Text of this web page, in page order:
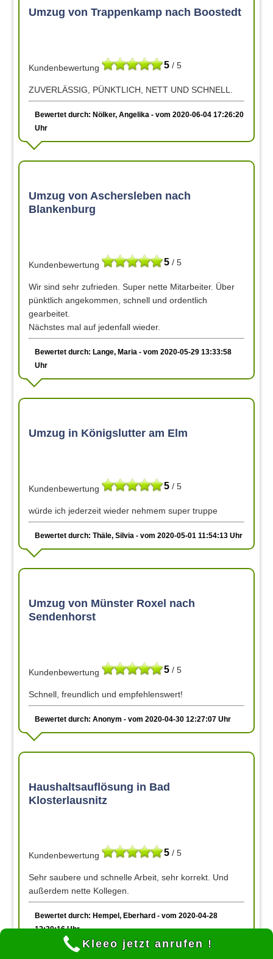
Umzug von Trappenkamp nach Boostedt
5 / 5
Kundenbewertung
ZUVERLÄSSIG, PÜNKTLICH, NETT UND SCHNELL.
Bewertet durch: Nölker, Angelika - vom 2020-06-04 17:26:20
Uhr
Umzug von Aschersleben nach
Blankenburg
5 / 5
Kundenbewertung
Wir sind sehr zufrieden. Super nette Mitarbeiter. Über
pünktlich angekommen, schnell und ordentlich
gearbeitet.
Nächstes mal auf jedenfall wieder.
Bewertet durch: Lange, Maria - vom 2020-05-29 13:33:58
Uhr
Umzug in Königslutter am Elm
5 / 5
Kundenbewertung
würde ich jederzeit wieder nehmem super truppe
Bewertet durch: Thäle, Silvia - vom 2020-05-01 11:54:13 Uhr
Umzug von Münster Roxel nach
Sendenhorst
5 / 5
Kundenbewertung
Schnell, freundlich und empfehlenswert!
Bewertet durch: Anonym - vom 2020-04-30 12:27:07 Uhr
Haushaltsauflösung in Bad
Klosterlausnitz
5 / 5
Kundenbewertung
Sehr saubere und schnelle Arbeit, sehr korrekt. Und
außerdem nette Kollegen.
Bewertet durch: Hempel, Eberhard - vom 2020-04-28
12:20:16 Uhr
Kleeo jetzt anrufen !